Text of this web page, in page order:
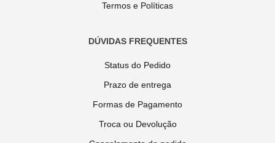
Termos e Políticas
DÚVIDAS FREQUENTES
Status do Pedido
Prazo de entrega
Formas de Pagamento
Troca ou Devolução